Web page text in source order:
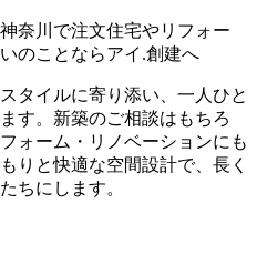
奈川で注文住宅やリフォー
のことならアイ.創建へ
タイルに寄り添い、一人ひと
す。新築のご相談はもちろ
ォーム・リノベーションにも
りと快適な空間設計で、長く
ちにします。